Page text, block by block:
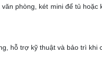
phòng, két mini để tủ
hỗ trợ kỹ thuật và bảo trì khi